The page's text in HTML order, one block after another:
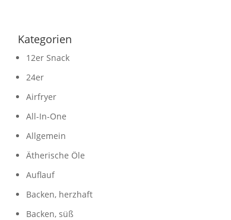
Kategorien
12er Snack
24er
Airfryer
All-In-One
Allgemein
Ätherische Öle
Auflauf
Backen, herzhaft
Backen, süß